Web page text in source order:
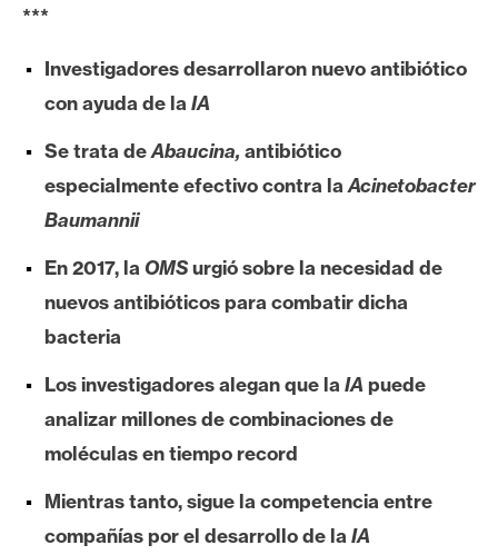
r
e
m
I
A
A
á
l
i
i
s
***
Investigadores desarrollaron nuevo antibiótico
con ayuda de la IA
Se trata deAbaucina, antibiótico
especialmente efectivo contra laAcinetobacter
Baumannii
En 2017, la OMSurgió sobre la necesidad de
nuevos antibióticos para combatir dicha
bacteria
Los investigadores alegan que la IApuede
analizar millones de combinaciones de
moléculas en tiempo record
Mientras tanto, sigue la competencia entre
compañías por el desarrollo de la IA